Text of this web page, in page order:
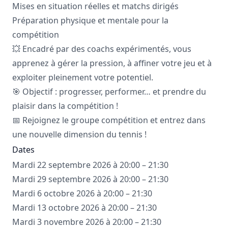
Mises en situation réelles et matchs dirigés
Préparation physique et mentale pour la
compétition
💥 Encadré par des coachs expérimentés, vous
apprenez à gérer la pression, à affiner votre jeu et à
exploiter pleinement votre potentiel.
🎯 Objectif : progresser, performer… et prendre du
plaisir dans la compétition !
📅 Rejoignez le groupe compétition et entrez dans
une nouvelle dimension du tennis !
Dates
Mardi 22 septembre 2026 à 20:00 – 21:30
Mardi 29 septembre 2026 à 20:00 – 21:30
Mardi 6 octobre 2026 à 20:00 – 21:30
Mardi 13 octobre 2026 à 20:00 – 21:30
Mardi 3 novembre 2026 à 20:00 – 21:30